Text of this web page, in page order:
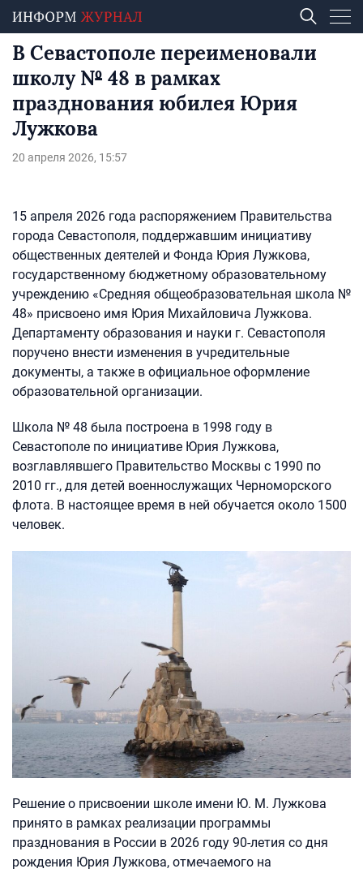
В Севастополе переименовали
школу № 48 в рамках
празднования юбилея Юрия
Лужкова
20 апреля 2026, 15:57
15 апреля 2026 года распоряжением Правительства
города Севастополя, поддержавшим инициативу
общественных деятелей и Фонда Юрия Лужкова,
государственному бюджетному образовательному
учреждению «Средняя общеобразовательная школа №
48» присвоено имя Юрия Михайловича Лужкова.
Департаменту образования и науки г. Севастополя
поручено внести изменения в учредительные
документы, а также в официальное оформление
образовательной организации.
Школа № 48 была построена в 1998 году в
Севастополе по инициативе Юрия Лужкова,
возглавлявшего Правительство Москвы с 1990 по
2010 гг., для детей военнослужащих Черноморского
флота. В настоящее время в ней обучается около 1500
человек.
Решение о присвоении школе имени Ю. М. Лужкова
принято в рамках реализации программы
празднования в России в 2026 году 90-летия со дня
рождения Юрия Лужкова, отмечаемого на